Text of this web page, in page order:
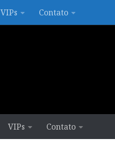
VIPs Contato
VIPs Contato